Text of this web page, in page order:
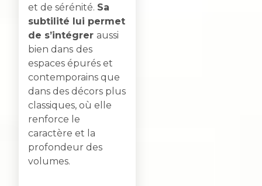
et de sérénité. Sa
subtilité lui permet
de s’intégrer aussi
bien dans des
espaces épurés et
contemporains que
dans des décors plus
classiques, où elle
renforce le
caractère et la
profondeur des
volumes.